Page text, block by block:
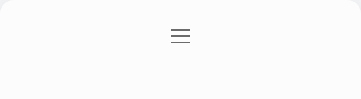
Gizlilik Politikası
menüyü